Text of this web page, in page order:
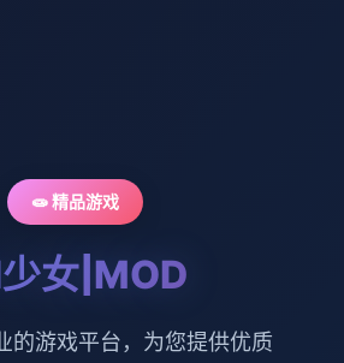
🧫 精品游戏
女|MOD
的游戏平台，为您提供优质